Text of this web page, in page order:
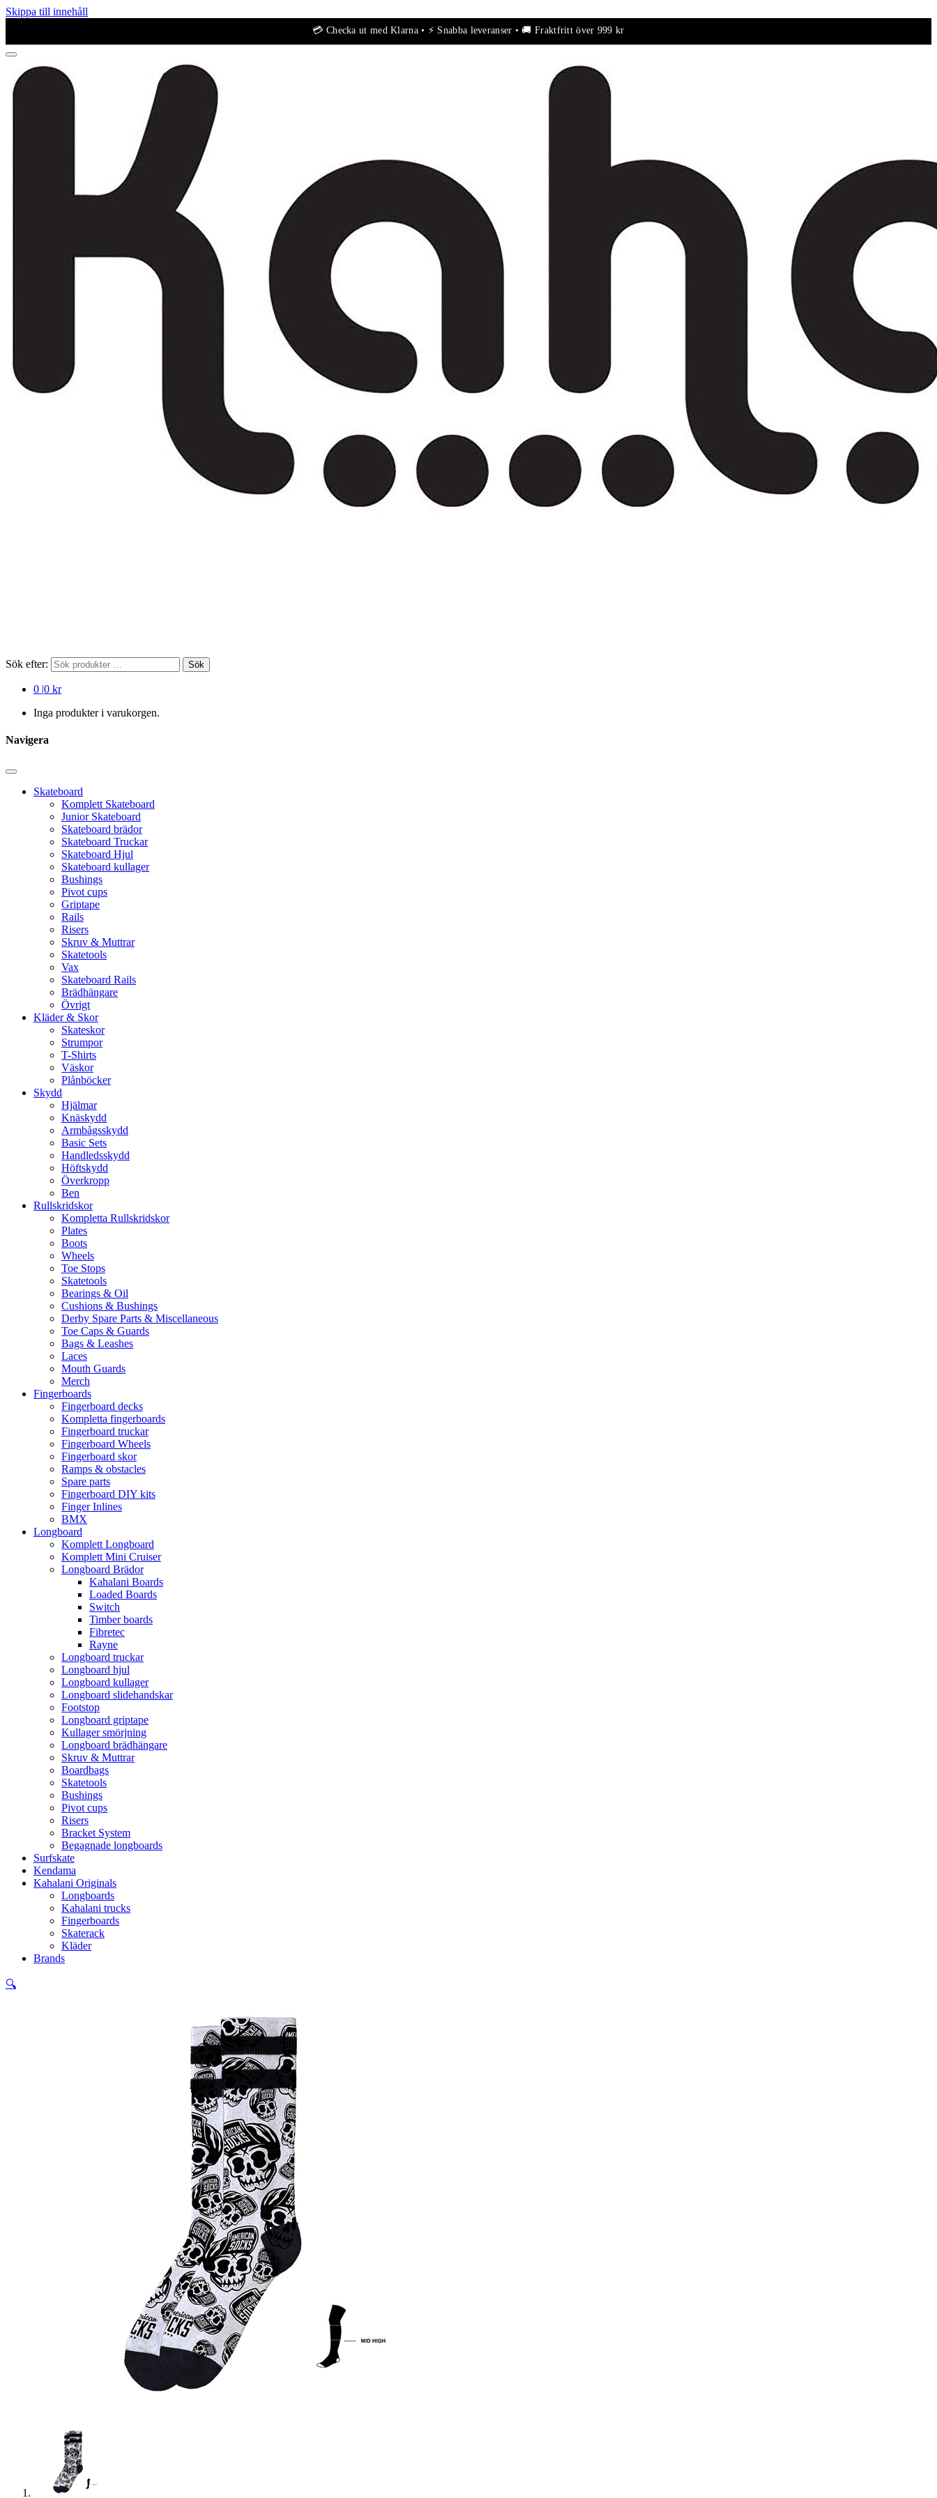
Skippa till innehåll
Sök efter: Sök
0 |0 kr
Inga produkter i varukorgen.
Navigera
Skateboard
Komplett Skateboard
Junior Skateboard
Skateboard brädor
Skateboard Truckar
Skateboard Hjul
Skateboard kullager
Bushings
Pivot cups
Griptape
Rails
Risers
Skruv & Muttrar
Skatetools
Vax
Skateboard Rails
Brädhängare
Övrigt
Kläder & Skor
Skateskor
Strumpor
T-Shirts
Väskor
Plånböcker
Skydd
Hjälmar
Knäskydd
Armbågsskydd
Basic Sets
Handledsskydd
Höftskydd
Överkropp
Ben
Rullskridskor
Kompletta Rullskridskor
Plates
Boots
Wheels
Toe Stops
Skatetools
Bearings & Oil
Cushions & Bushings
Derby Spare Parts & Miscellaneous
Toe Caps & Guards
Bags & Leashes
Laces
Mouth Guards
Merch
Fingerboards
Fingerboard decks
Kompletta fingerboards
Fingerboard truckar
Fingerboard Wheels
Fingerboard skor
Ramps & obstacles
Spare parts
Fingerboard DIY kits
Finger Inlines
BMX
Longboard
Komplett Longboard
Komplett Mini Cruiser
Longboard Brädor
Kahalani Boards
Loaded Boards
Switch
Timber boards
Fibretec
Rayne
Longboard truckar
Longboard hjul
Longboard kullager
Longboard slidehandskar
Footstop
Longboard griptape
Kullager smörjning
Longboard brädhängare
Skruv & Muttrar
Boardbags
Skatetools
Bushings
Pivot cups
Risers
Bracket System
Begagnade longboards
Surfskate
Kendama
Kahalani Originals
Longboards
Kahalani trucks
Fingerboards
Skaterack
Kläder
Brands
🔍